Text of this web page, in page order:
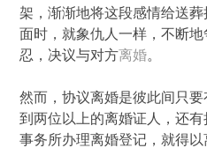
架，渐渐地将这段感情给送
面时，就象仇人一样，不断
忍，决议与对方离婚。
然而，协议离婚是彼此间只
到两位以上的离婚证人，还有
事务所办理离婚登记，就得